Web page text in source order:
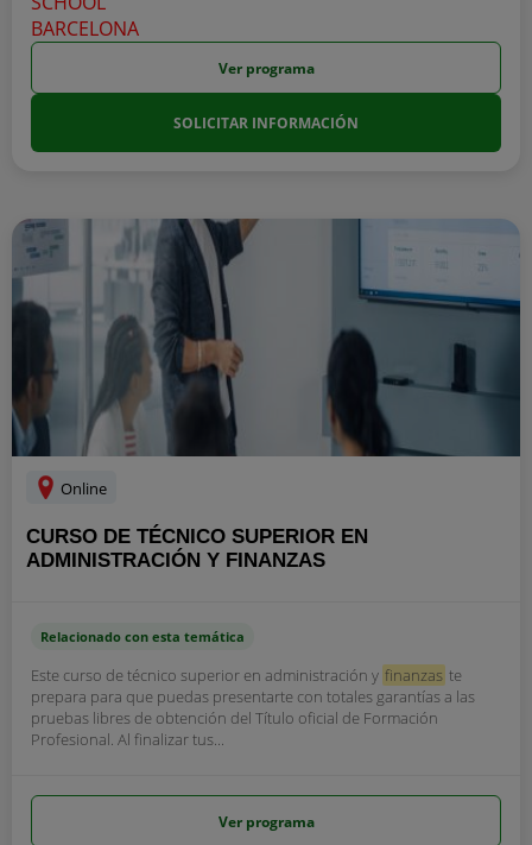
Ver programa
SOLICITAR INFORMACIÓN
Online
CURSO DE TÉCNICO SUPERIOR EN
ADMINISTRACIÓN Y FINANZAS
Relacionado con esta temática
Este curso de técnico superior en administración y finanzas te
prepara para que puedas presentarte con totales garantías a las
pruebas libres de obtención del Título oficial de Formación
Profesional. Al finalizar tus...
Ver programa